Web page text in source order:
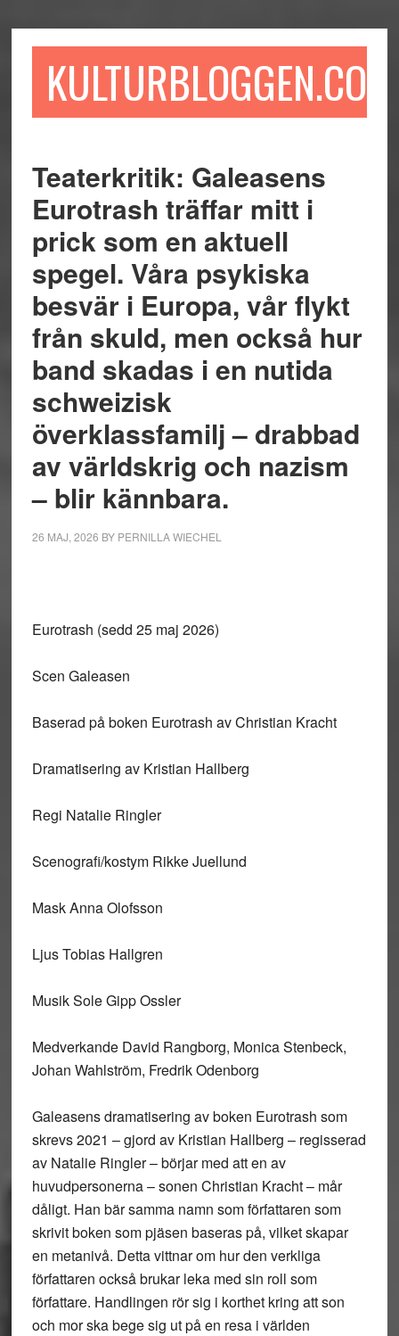
till
till
sidofältet
till
KULTURBLOGGEN.COM
Teaterkritik: Galeasens
Eurotrash träffar mitt i
prick som en aktuell
spegel. Våra psykiska
besvär i Europa, vår flykt
från skuld, men också hur
band skadas i en nutida
schweizisk
överklassfamilj – drabbad
av världskrig och nazism
– blir kännbara.
26 MAJ, 2026 BY PERNILLA WIECHEL
Eurotrash (sedd 25 maj 2026)
Scen Galeasen
Baserad på boken Eurotrash av Christian Kracht
Dramatisering av Kristian Hallberg
Regi Natalie Ringler
Scenografi/kostym Rikke Juellund
Mask Anna Olofsson
Ljus Tobias Hallgren
Musik Sole Gipp Ossler
Medverkande David Rangborg, Monica Stenbeck,
Johan Wahlström, Fredrik Odenborg
Galeasens dramatisering av boken Eurotrash som
skrevs 2021 – gjord av Kristian Hallberg – regisserad
av Natalie Ringler – börjar med att en av
huvudpersonerna – sonen Christian Kracht – mår
dåligt. Han bär samma namn som författaren som
skrivit boken som pjäsen baseras på, vilket skapar
en metanivå. Detta vittnar om hur den verkliga
författaren också brukar leka med sin roll som
författare. Handlingen rör sig i korthet kring att son
och mor ska bege sig ut på en resa i världen